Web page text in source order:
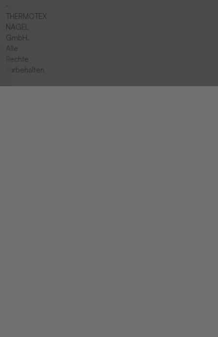
-
THERMOTEX
NAGEL
GmbH.
Alle
Rechte
vorbehalten